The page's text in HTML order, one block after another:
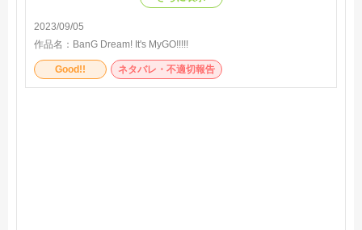
2023/09/05
作品名： BanG Dream! It's MyGO!!!!!
Good!! ネタバレ・不適切報告